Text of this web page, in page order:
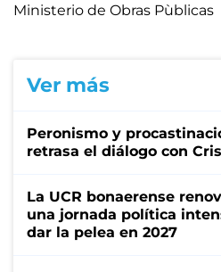
Ministerio de Obras Pùblicas
Ver más
Peronismo y
retrasa el diálogo con
La UCR bonaerense
una jornada política
dar la pelea en 2027